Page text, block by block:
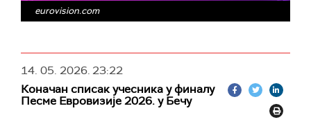
eurovision.com
14. 05. 2026.23:22
Коначан списак учесника у финалу
Песме Евровизије 2026. у Бечу